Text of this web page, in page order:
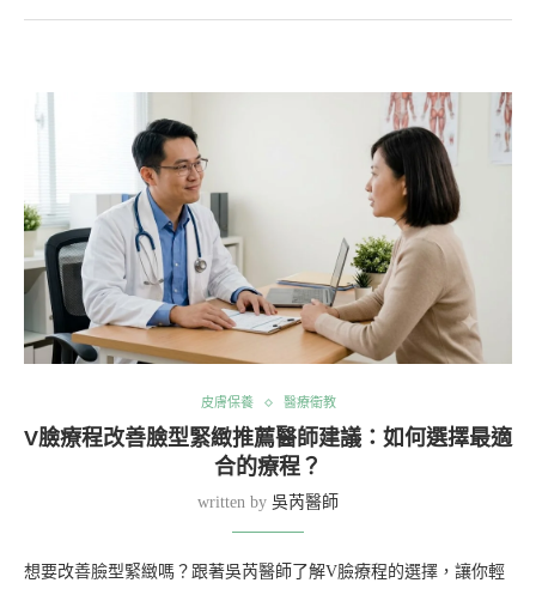
皮膚保養 醫療衛教
V臉療程改善臉型緊緻推薦醫師建議：如何選擇最適
合的療程？
written by 吳芮醫師
想要改善臉型緊緻嗎？跟著吳芮醫師了解V臉療程的選擇，讓你輕